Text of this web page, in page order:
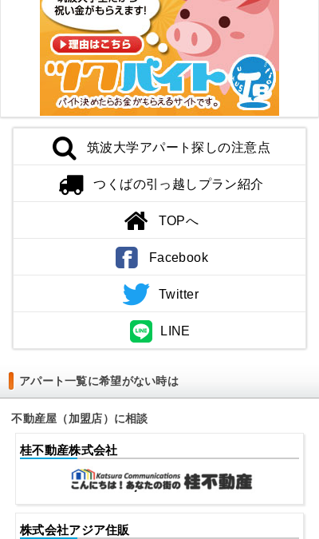
筑波大学アパート探しの注意点
つくばの引っ越しプラン紹介
TOPへ
Facebook
Twitter
LINE
アパート一覧に希望がない時は
不動産屋（加盟店）に相談
桂不動産株式会社
株式会社アジア住販